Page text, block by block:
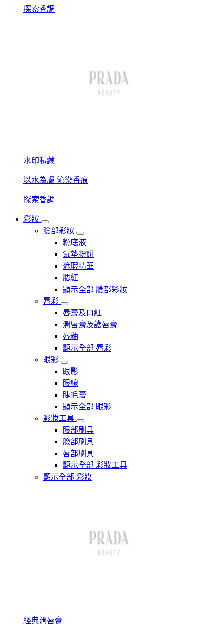
探索香調
水印私藏
以水為膚 沁染香痕
探索香調
彩妝
臉部彩妝
粉底液
氣墊粉餅
遮瑕精華
腮紅
顯示全部 臉部彩妝
唇彩
唇膏及口紅
潤唇膏及護唇膏
唇釉
顯示全部 唇彩
眼彩
眼影
眼線
睫毛膏
顯示全部 眼彩
彩妝工具
眼部刷具
臉部刷具
唇部刷具
顯示全部 彩妝工具
顯示全部 彩妝
經典潤唇膏